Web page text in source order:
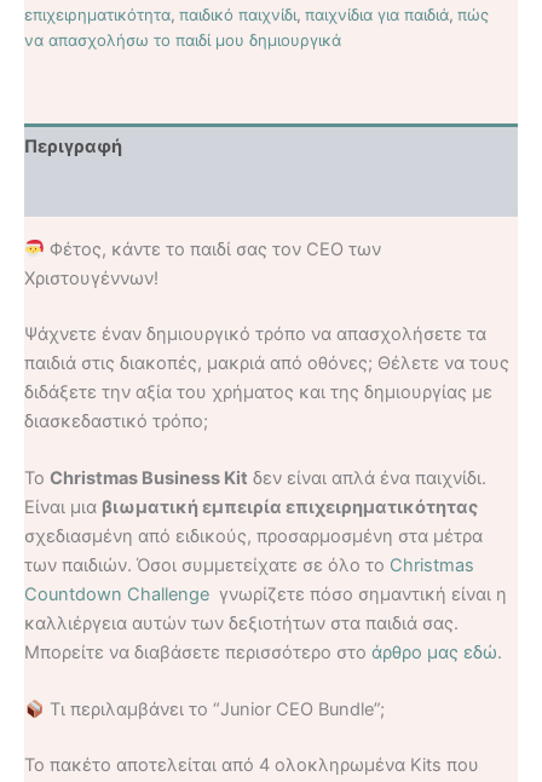
επιχειρηματικότητα, παιδικό παιχνίδι, παιχνίδια για παιδιά, πώς
να απασχολήσω το παιδί μου δημιουργικά
Περιγραφή
Φέτος, κάντε το παιδί σας τον CEO των
Χριστουγέννων!
Ψάχνετε έναν δημιουργικό τρόπο να απασχολήσετε τα
παιδιά στις διακοπές, μακριά από οθόνες; Θέλετε να τους
διδάξετε την αξία του χρήματος και της δημιουργίας με
διασκεδαστικό τρόπο;
Το Christmas Business Kit δεν είναι απλά ένα παιχνίδι.
Είναι μια βιωματική εμπειρία επιχειρηματικότητας
σχεδιασμένη από ειδικούς, προσαρμοσμένη στα μέτρα
των παιδιών. Όσοι συμμετείχατε σε όλο το Christmas
Countdown Challenge γνωρίζετε πόσο σημαντική είναι η
καλλιέργεια αυτών των δεξιοτήτων στα παιδιά σας.
Μπορείτε να διαβάσετε περισσότερο στο άρθρο μας εδώ.
Τι περιλαμβάνει το “Junior CEO Bundle”;
Το πακέτο αποτελείται από 4 ολοκληρωμένα Kits που